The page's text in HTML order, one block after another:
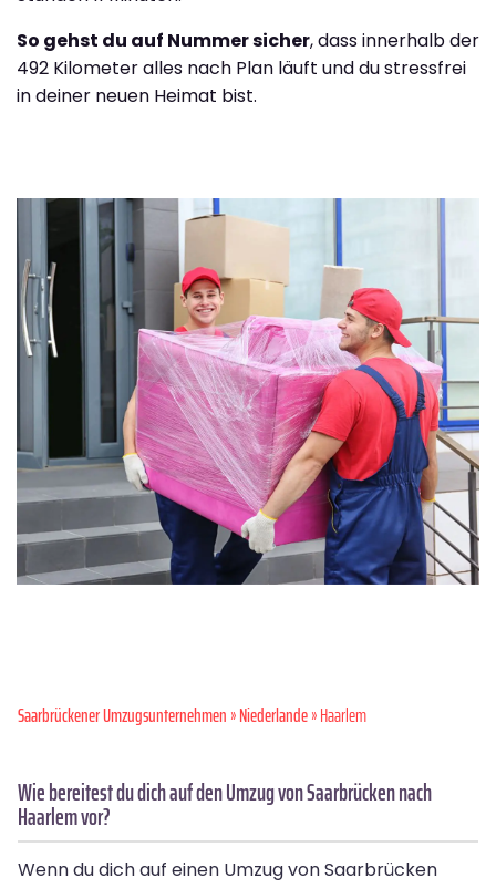
So gehst du auf Nummer sicher, dass innerhalb der
492 Kilometer alles nach Plan läuft und du stressfrei
in deiner neuen Heimat bist.
Saarbrückener Umzugsunternehmen»Niederlande» Haarlem
Wie bereitest du dich auf den Umzug von Saarbrücken nach
Haarlem vor?
Wenn du dich auf einen Umzug von Saarbrücken